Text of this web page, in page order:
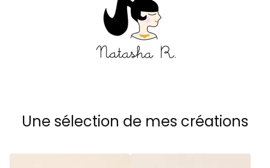
Une sélection de mes créations